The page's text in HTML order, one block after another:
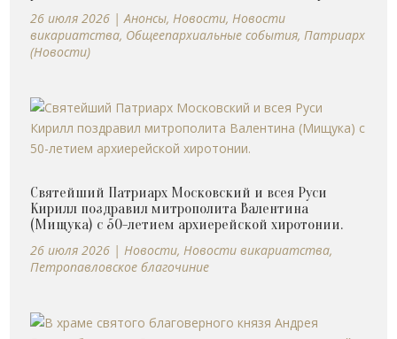
26 июля 2026 |Анонсы,Новости,Новости
викариатства, Общеепархиальные события,Патриарх
(Новости)
Святейший Патриарх Московский и всея Руси
Кирилл поздравил митрополита Валентина
(Мищука) с 50-летием архиерейской хиротонии.
26 июля 2026 |Новости,Новости викариатства,
Петропавловское благочиние